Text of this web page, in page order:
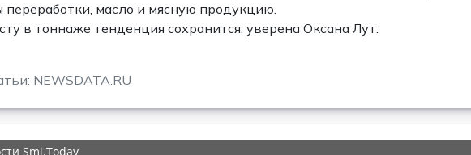
переработки, масло и мясную продукцию.
в тоннаже тенденция сохранится, уверена Оксана Лут.
NEWSDATA.RU